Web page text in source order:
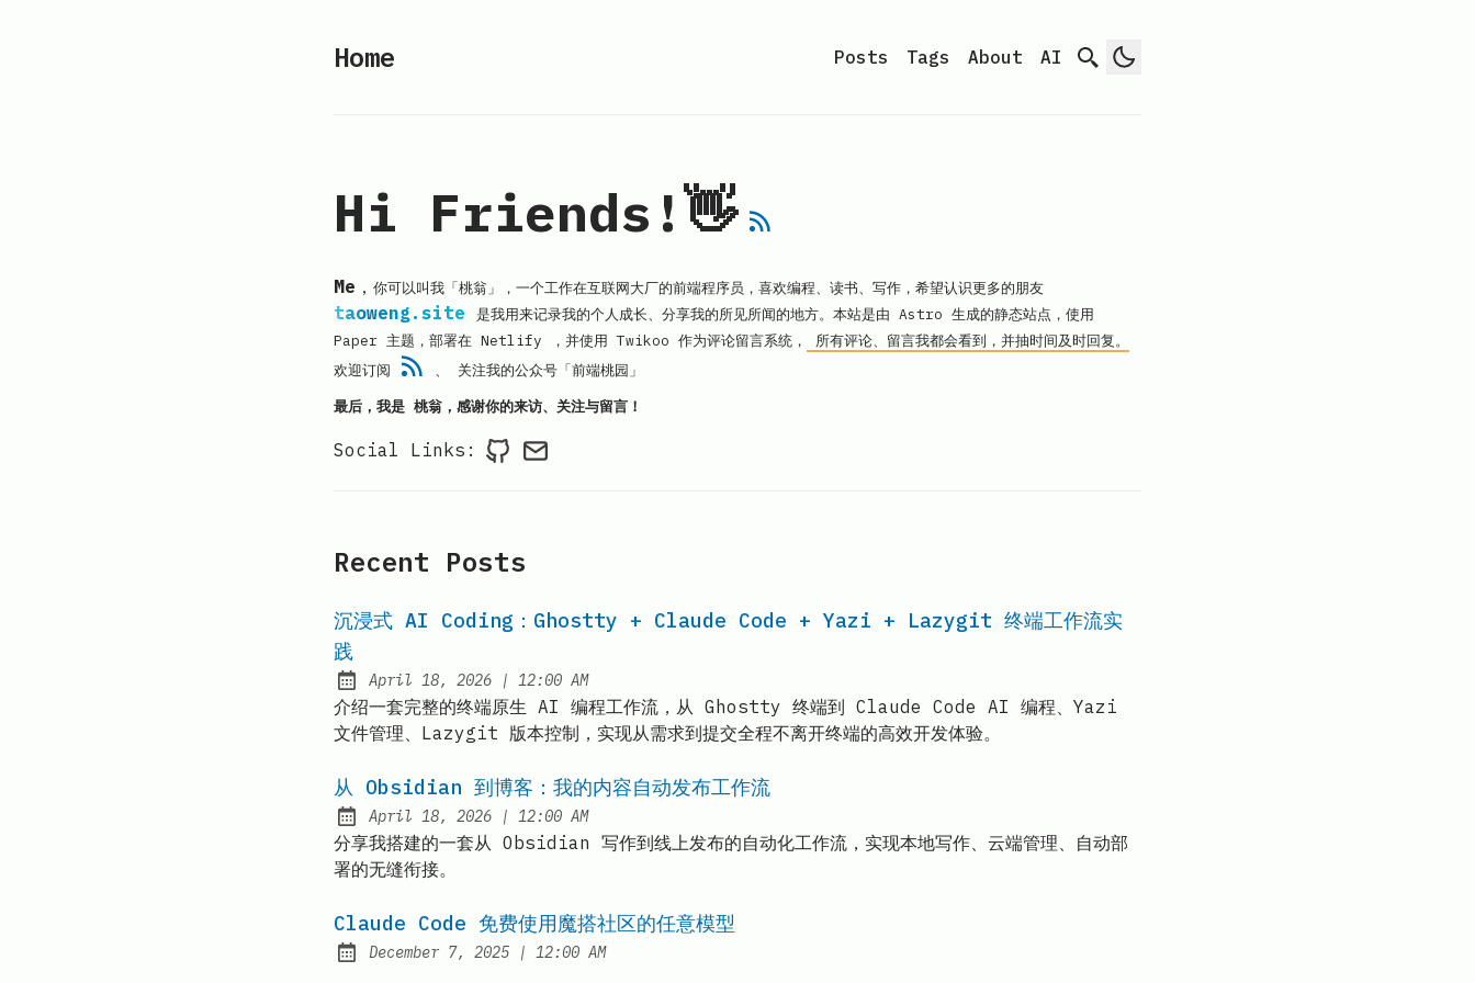
Home Posts Tags About AI
Hi Friends!👋
Me ， 你可以叫我「桃翁」，一个工作在互联网大厂的前端程序员，喜欢编程、读书、写作，希望认识更多的朋友
taoweng.site
是我用来记录我的个人成长、分享我的所见所闻的地方。本站是由 Astro 生成的静态站点，使用
Paper 主题，部署在 Netlify ，并使用Twikoo 作为评论留言系统，
所有评论、留言我都会看到，并抽时间及时回复。
欢迎订阅
、 关注我的公众号「前端桃园」
最后，我是 桃翁，感谢你的来访、关注与留言！
Social Links:
Recent Posts
沉浸式 AI Coding：Ghostty + Claude Code + Yazi + Lazygit 终端工作流实
践
Posted on:
April 18, 2026 | at
12:00 AM
介绍一套完整的终端原生 AI 编程工作流，从 Ghostty 终端到 Claude Code AI 编程、Yazi
文件管理、Lazygit 版本控制，实现从需求到提交全程不离开终端的高效开发体验。
从 Obsidian 到博客：我的内容自动发布工作流
Posted on:
April 18, 2026 | at
12:00 AM
分享我搭建的一套从 Obsidian 写作到线上发布的自动化工作流，实现本地写作、云端管理、自动部
署的无缝衔接。
Claude Code 免费使用魔搭社区的任意模型
Posted on:
December 7, 2025 | at
12:00 AM